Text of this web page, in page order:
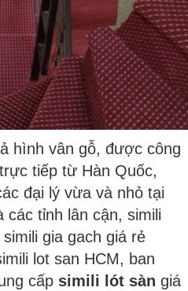
hình vân gỗ, được công
tiếp từ Hàn Quốc,
đại lý vừa và nhỏ tại
các tỉnh lân cận, simili
gia gach giá rẻ
lot san HCM, ban
cấp simili lót sàn giá